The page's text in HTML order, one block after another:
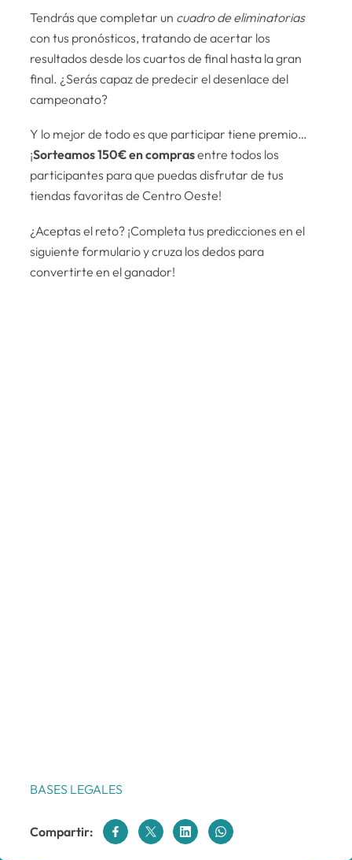
Tendrás que completar un cuadro de eliminatorias
con tus pronósticos, tratando de acertar los
resultados desde los cuartos de final hasta la gran
final. ¿Serás capaz de predecir el desenlace del
campeonato?
Y lo mejor de todo es que participar tiene premio…
¡Sorteamos 150€ en comprasentre todos los
participantes para que puedas disfrutar de tus
tiendas favoritas de Centro Oeste!
¿Aceptas el reto? ¡Completa tus predicciones en el
siguiente formulario y cruza los dedos para
convertirte en el ganador!
BASES LEGALES
Compartir: